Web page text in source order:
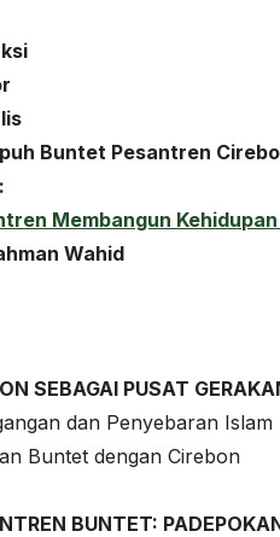
Buntet Pesantren
Membangun
Wahid
SEBAGAI PUSAT
dan Penyebaran Islam
Buntet dengan Cirebon
BUNTET: